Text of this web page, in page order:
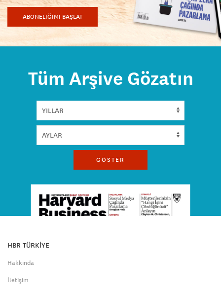
ABONELİĞİMİ BAŞLAT
Tüm Arşive Gözatın
GÖSTER
HBR TÜRKİYE
Hakkında
İletişim